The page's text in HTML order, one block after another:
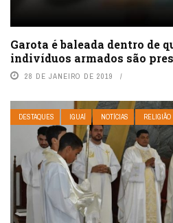
Garota é baleada dentro de
indivíduos armados são
28 DE JANEIRO DE 2019
DESTAQUES IGUAÍ NOTÍCIAS RELIGIÃO